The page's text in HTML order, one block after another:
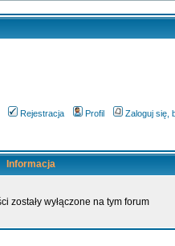
Rejestracja Profil Zaloguj się,
Informacja
zostały wyłączone na tym forum